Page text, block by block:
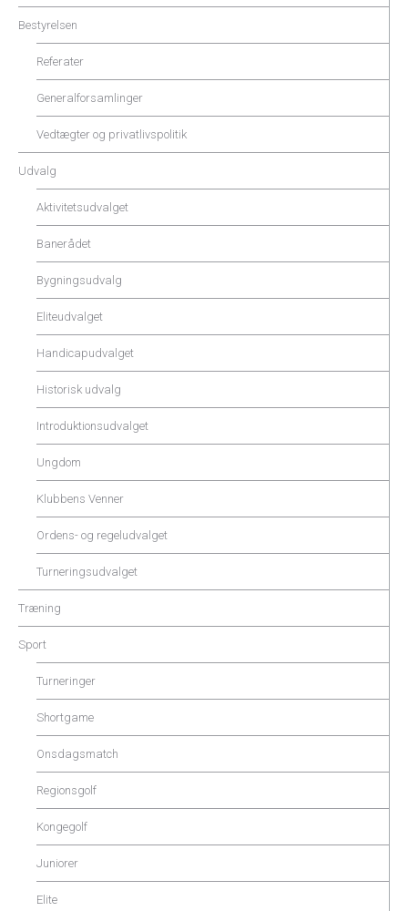
Bestyrelsen
Referater
Generalforsamlinger
Vedtægter og privatlivspolitik
Udvalg
Aktivitetsudvalget
Banerådet
Bygningsudvalg
Eliteudvalget
Handicapudvalget
Historisk udvalg
Introduktionsudvalget
Ungdom
Klubbens Venner
Ordens- og regeludvalget
Turneringsudvalget
Træning
Sport
Turneringer
Shortgame
Onsdagsmatch
Regionsgolf
Kongegolf
Juniorer
Elite